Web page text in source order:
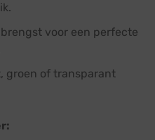
voor een perfecte
groen of transparant